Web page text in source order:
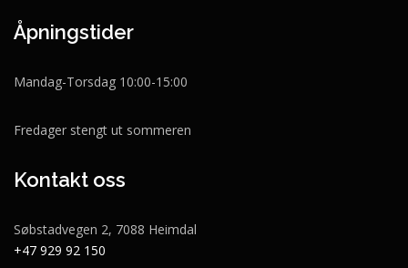
Åpningstider
Mandag-Torsdag 10:00-15:00
Fredager stengt ut sommeren
Kontakt oss
Søbstadvegen 2, 7088 Heimdal
+47 929 92 150